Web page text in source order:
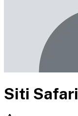
Siti